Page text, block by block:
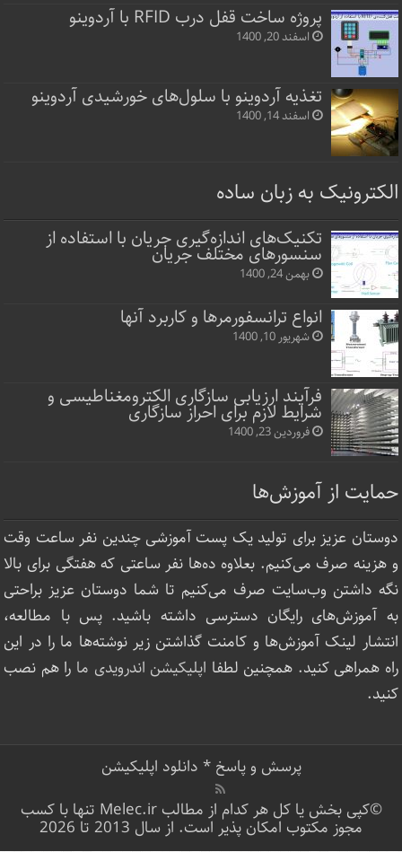
پروژه ساخت قفل‌ درب RFID با آردوینو
اسفند 20, 1400
تغذیه آردوینو با سلول‌های خورشیدی آردوینو
اسفند 14, 1400
الکترونیک به زبان ساده
تکنیک‌های اندازه‌گیری جریان با استفاده از
سنسورهای مختلف جریان
بهمن 24, 1400
انواع ترانسفورمرها و کاربرد آنها
شهریور 10, 1400
فرآیند ارزیابی سازگاری الکترومغناطیسی و
شرایط لازم برای احراز سازگاری
فروردین 23, 1400
حمایت از آموزش‌ها
دوستان عزیز برای تولید یک پست آموزشی چندین نفر ساعت‌ وقت
و هزینه صرف می‌کنیم. بعلاوه ده‌ها نفر ساعتی که هفتگی برای بالا
نگه داشتن وب‌سایت صرف ‌می‌کنیم تا شما دوستان عزیز براحتی
به آموزش‌های رایگان دسترسی داشته باشید. پس با مطالعه،
انتشار لینک‌ آموزش‌ها و کامنت گذاشتن زیر نوشته‌‌ها ما را در این
راه همراهی کنید. همچنین لطفا اپلیکیشن اندرویدی ما را هم نصب
کنید.
پرسش و پاسخ* دانلود اپلیکیشن
©کپی بخش یا کل هر کدام از مطالب Melec.ir تنها با کسب
مجوز مکتوب امکان پذیر است. از سال 2013 تا 2026